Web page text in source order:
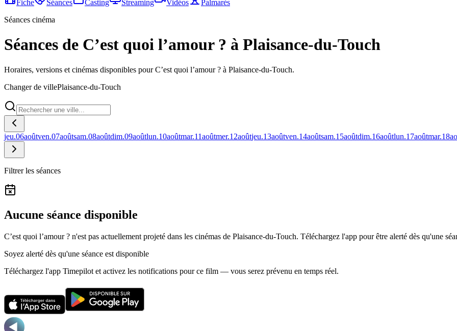
Fiche
Séances Casting Streaming Vidéos
Palmarès
Séances cinéma
Séances de C’est quoi l’amour ? à Plaisance-du-Touch
Horaires, versions et cinémas disponibles pour C’est quoi l’amour ? à Plaisance-du-Touch.
Changer de villePlaisance-du-Touch
jeu.06aoûtven.07aoûtsam.08aoûtdim.09aoûtlun.10aoûtmar.11aoûtmer.12aoûtjeu.13aoûtven.14aoûtsam.15aoûtdim.16aoûtlun.17aoûtmar.18
Filtrer les séances
Aucune séance disponible
C’est quoi l’amour ? n'est pas actuellement projeté dans les cinémas de Plaisance-du-Touch. Téléchargez l'app pour être alerté dès qu'une
Soyez alerté dès qu'une séance est disponible
Téléchargez l'app Timepilot et activez les notifications pour ce film — vous serez prévenu en temps réel.